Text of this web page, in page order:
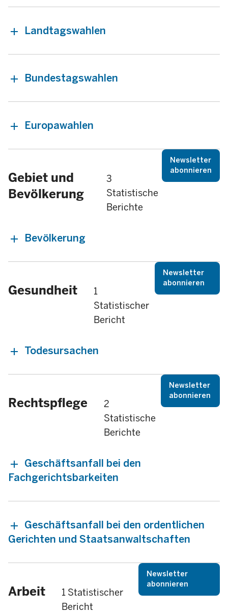
Landtagswahlen
Bundestagswahlen
Europawahlen
Gebiet und
Bevölkerung
3
Statistische
Berichte
Newsletter
abonnieren
Bevölkerung
Gesundheit
1
Statistischer
Bericht
Newsletter
abonnieren
Todesursachen
Rechtspflege
2
Statistische
Berichte
Newsletter
abonnieren
Geschäftsanfall bei den
Fachgerichtsbarkeiten
Geschäftsanfall bei den ordentlichen
Gerichten und Staatsanwaltschaften
Arbeit
1 Statistischer
Bericht
Newsletter
abonnieren